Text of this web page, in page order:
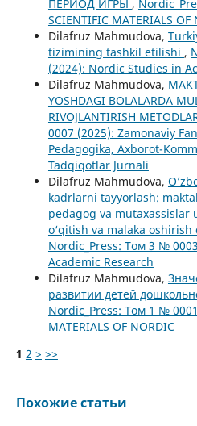
ПЕРИОД ИГРЫ ,
SCIENTIFIC MATERIALS OF
Dilafruz Mahmudova,
tizimining tashkil etilishi ,
(2024): Nordic Studies in
Dilafruz Mahmudova,
YOSHDAGI BOLALARDA
RIVOJLANTIRISH
0007 (2025): Zamonaviy
Pedagogika, Axborot-
Tadqiqotlar Jurnali
Dilafruz Mahmudova,
kadrlarni tayyorlash:
pedagog va mutaxassislar
o‘qitish va malaka
Nordic_Press: Том 3 №
Academic Research
Dilafruz Mahmudova,
развитии детей
Nordic_Press: Том 1 №
MATERIALS OF NORDIC
1 2 > >>
Похожие статьи